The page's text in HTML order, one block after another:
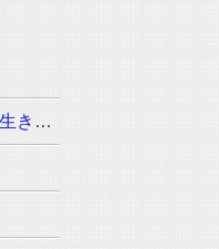
チート能力を持った高校生の生き残りをかけた長く短い七日間